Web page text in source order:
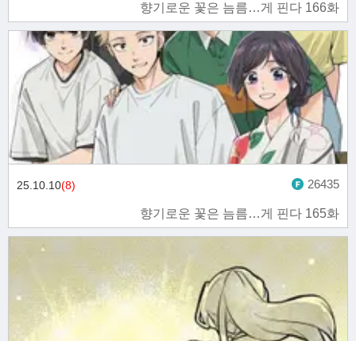
향기로운 꽃은 늠름…게 핀다 166화
향기로운 꽃은 늠름…게 핀다 165화
25.10.10(8) 26435